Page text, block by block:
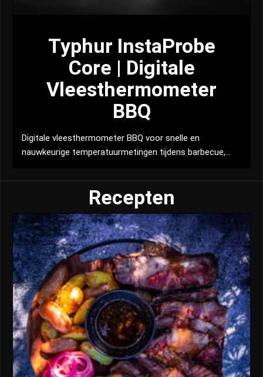
Typhur InstaProbe
Core | Digitale
Vleesthermometer
BBQ
Digitale vleesthermometer BBQ voor snelle en
nauwkeurige temperatuurmetingen tijdens barbecue,...
Recepten